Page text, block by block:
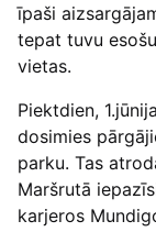
īpaši
tepat tuvu
vietas.
Piektdien,
dosimies
parku. Tas
Maršrutā
karjeros